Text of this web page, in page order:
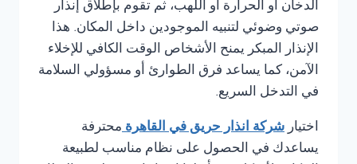
الدخان أو الحرارة أو اللهب، ثم تقوم بإطلاق إنذار
صوتي وضوئي لتنبيه الموجودين داخل المكان. هذا
الإنذار المبكر يمنح الأشخاص الوقت الكافي للإخلاء
الآمن، كما يساعد فرق الطوارئ أو مسؤولي السلامة
في التدخل السريع.
اختيارشركة انذار حريق في القاهرةمحترفة
يساعدك في الحصول على نظام مناسب لطبيعة